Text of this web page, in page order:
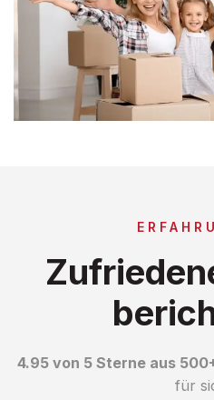
4.95 von 5 Sterne aus
für